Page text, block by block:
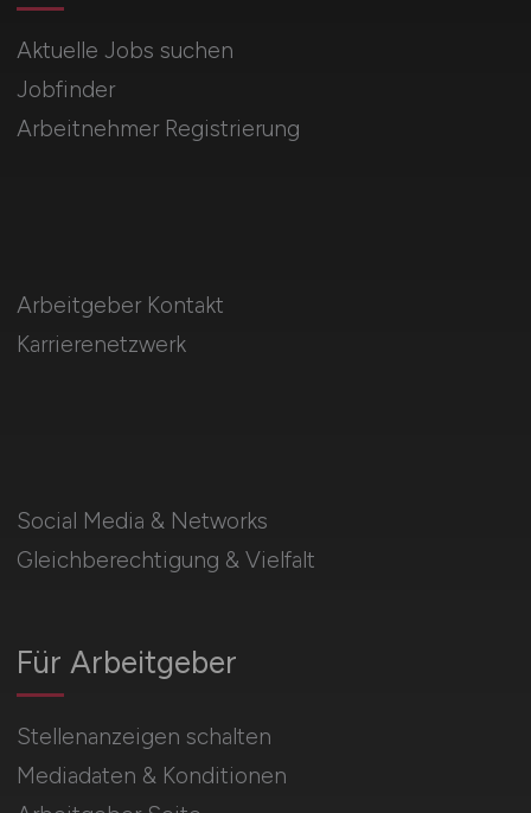
Aktuelle Jobs suchen
Jobfinder
Arbeitnehmer Registrierung
Social Media & Networks
Gleichberechtigung & Vielfalt
Für Arbeitgeber
Stellenanzeigen schalten
Mediadaten & Konditionen
Arbeitgeber Kontakt
Karrierenetzwerk